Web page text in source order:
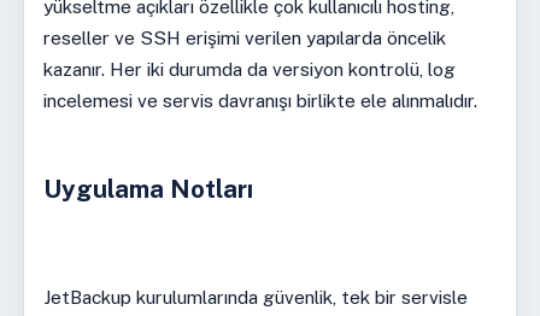
yükseltme açıkları özellikle çok kullanıcılı hosting,
reseller ve SSH erişimi verilen yapılarda öncelik
kazanır. Her iki durumda da versiyon kontrolü, log
incelemesi ve servis davranışı birlikte ele alınmalıdır.
Uygulama Notları
JetBackup kurulumlarında güvenlik, tek bir servisle